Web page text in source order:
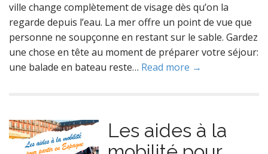
ville change complètement de visage dès qu’on la
regarde depuis l’eau. La mer offre un point de vue que
personne ne soupçonne en restant sur le sable. Gardez
une chose en tête au moment de préparer votre séjour:
une balade en bateau reste… Read more →
Les aides à la